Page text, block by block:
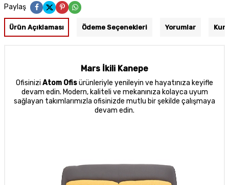
Paylaş
Ürün Açıklaması Ödeme Seçenekleri Yorumlar
Mars İkili Kanepe
Ofisinizi Atom Ofisürünleriyle yenileyin ve hayatınıza keyifle
devam edin. Modern, kaliteli ve mekanınıza kolayca uyum
sağlayan takımlarımızla ofisinizde mutlu bir şekilde çalışmaya
devam edin.